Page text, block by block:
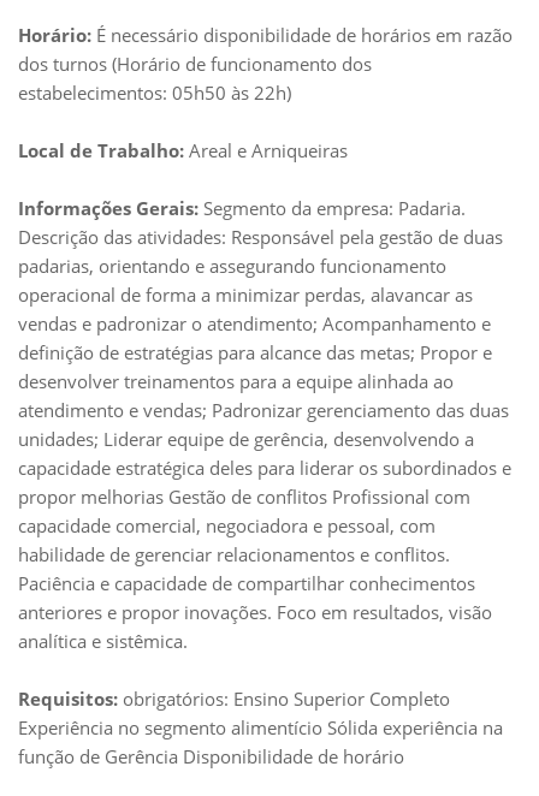
Horário: É necessário disponibilidade de horários em razão
dos turnos (Horário de funcionamento dos
estabelecimentos: 05h50 às 22h)
Local de Trabalho: Areal e Arniqueiras
Informações Gerais: Segmento da empresa: Padaria.
Descrição das atividades: Responsável pela gestão de duas
padarias, orientando e assegurando funcionamento
operacional de forma a minimizar perdas, alavancar as
vendas e padronizar o atendimento; Acompanhamento e
definição de estratégias para alcance das metas; Propor e
desenvolver treinamentos para a equipe alinhada ao
atendimento e vendas; Padronizar gerenciamento das duas
unidades; Liderar equipe de gerência, desenvolvendo a
capacidade estratégica deles para liderar os subordinados e
propor melhorias Gestão de conflitos Profissional com
capacidade comercial, negociadora e pessoal, com
habilidade de gerenciar relacionamentos e conflitos.
Paciência e capacidade de compartilhar conhecimentos
anteriores e propor inovações. Foco em resultados, visão
analítica e sistêmica.
Requisitos: obrigatórios: Ensino Superior Completo
Experiência no segmento alimentício Sólida experiência na
função de Gerência Disponibilidade de horário